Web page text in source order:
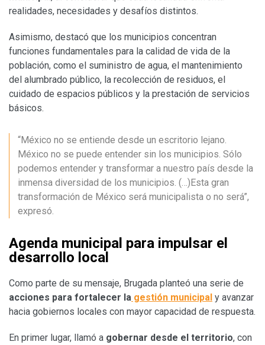
realidades, necesidades y desafíos distintos.
Asimismo, destacó que los municipios concentran
funciones fundamentales para la calidad de vida de la
población, como el suministro de agua, el mantenimiento
del alumbrado público, la recolección de residuos, el
cuidado de espacios públicos y la prestación de servicios
básicos.
“México no se entiende desde un escritorio lejano.
México no se puede entender sin los municipios. Sólo
podemos entender y transformar a nuestro país desde la
inmensa diversidad de los municipios. (…)Esta gran
transformación de México será municipalista o no será”,
expresó.
Agenda municipal para impulsar el
desarrollo local
Como parte de su mensaje, Brugada planteó una serie de
acciones para fortalecer la gestión municipal y avanzar
hacia gobiernos locales con mayor capacidad de respuesta.
En primer lugar, llamó a gobernar desde el territorio, con